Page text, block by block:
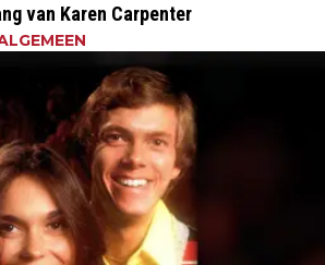
van Karen Carpenter